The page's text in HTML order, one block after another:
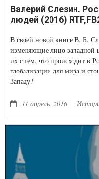
Валерий Слезин.
людей (2016)
В своей новой книге В. Б.
изменяющие лицо западной
их с тем, что происходит в
глобализации для мира и
Западу?
11 апрель, 2016